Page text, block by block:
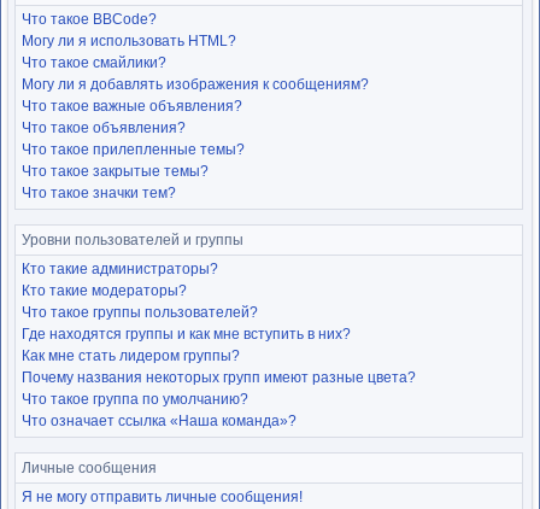
Что такое BBCode?
Могу ли я использовать HTML?
Что такое смайлики?
Могу ли я добавлять изображения к сообщениям?
Что такое важные объявления?
Что такое объявления?
Что такое прилепленные темы?
Что такое закрытые темы?
Что такое значки тем?
Уровни пользователей и группы
Кто такие администраторы?
Кто такие модераторы?
Что такое группы пользователей?
Где находятся группы и как мне вступить в них?
Как мне стать лидером группы?
Почему названия некоторых групп имеют разные цвета?
Что такое группа по умолчанию?
Что означает ссылка «Наша команда»?
Личные сообщения
Я не могу отправить личные сообщения!